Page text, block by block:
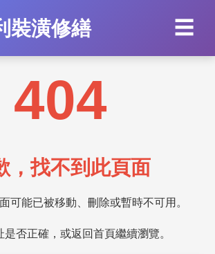
裝潢修繕 ☰
404
，找不到此頁面
可能已被移動、刪除或暫時不可用。
是否正確，或返回首頁繼續瀏覽。